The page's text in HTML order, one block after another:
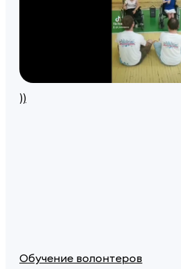
))
Обучение волонтеров